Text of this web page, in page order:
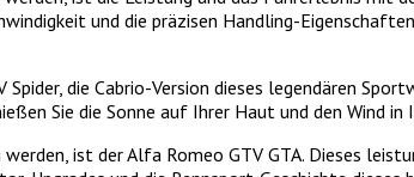
und die präzisen Handling-
die Cabrio-Version dieses legendären
Sie die Sonne auf Ihrer Haut und den Wind
ist der Alfa Romeo GTV GTA. Dieses